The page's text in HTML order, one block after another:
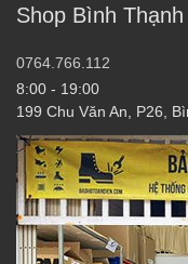
Shop Bình Thạnh
0764.766.112
8:00 - 19:00
199 Chu Văn An, P26,